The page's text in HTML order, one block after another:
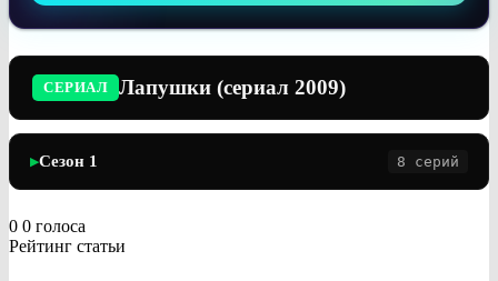
СЕРИАЛ Лапушки (сериал 2009)
▶Сезон 1 8 серий
0 0 голоса
Рейтинг статьи